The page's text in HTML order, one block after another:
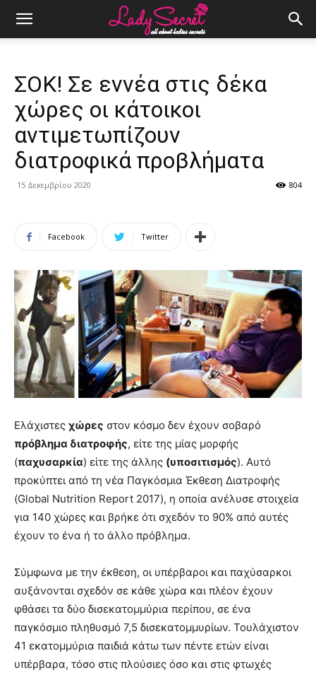
ΣΟΚ! Σε εννέα στις δέκα
χώρες οι κάτοικοι
αντιμετωπίζουν
διατροφικά προβλήματα
15 Δεκεμβρίου 2020 804
Facebook Twitter
Ελάχιστες χώρες στον κόσμο δεν έχουν σοβαρό
πρόβλημα διατροφής, είτε της μίας μορφής
(παχυσαρκία) είτε της άλλης (υποσιτισμός). Αυτό
προκύπτει από τη νέα Παγκόσμια Έκθεση Διατροφής
(Global Nutrition Report 2017), η οποία ανέλυσε στοιχεία
για 140 χώρες και βρήκε ότι σχεδόν το 90% από αυτές
έχουν το ένα ή το άλλο πρόβλημα.
Σύμφωνα με την έκθεση, οι υπέρβαροι και παχύσαρκοι
αυξάνονται σχεδόν σε κάθε χώρα και πλέον έχουν
φθάσει τα δύο δισεκατομμύρια περίπου, σε ένα
παγκόσμιο πληθυσμό 7,5 δισεκατομμυρίων. Τουλάχιστον
41 εκατομμύρια παιδιά κάτω των πέντε ετών είναι
υπέρβαρα, τόσο στις πλούσιες όσο και στις φτωχές